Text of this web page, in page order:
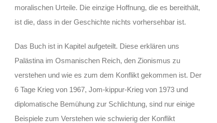
moralischen Urteile. Die einzige Hoffnung, die es bereithält,
ist die, dass in der Geschichte nichts vorhersehbar ist.
Das Buch ist in Kapitel aufgeteilt. Diese erklären uns
Palästina im Osmanischen Reich, den Zionismus zu
verstehen und wie es zum dem Konflikt gekommen ist. Der
6 Tage Krieg von 1967, Jom-kippur-Krieg von 1973 und
diplomatische Bemühung zur Schlichtung, sind nur einige
Beispiele zum Verstehen wie schwierig der Konflikt